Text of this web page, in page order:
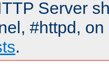
Server
#httpd,
.